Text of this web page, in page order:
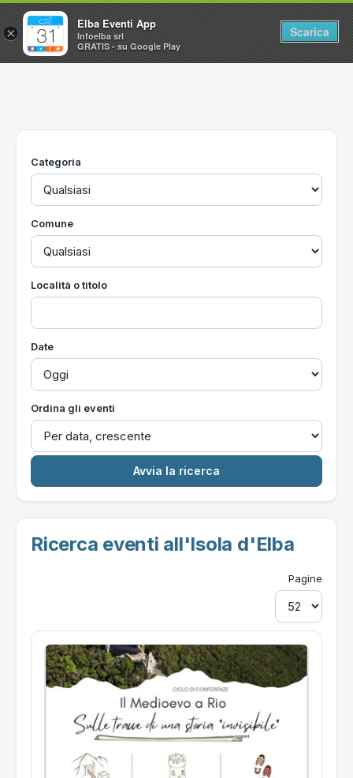
Home
Utilità
Categoria
Comune
Località o titolo
Date
Ordina gli eventi
Ricerca eventi all'Isola d'Elba
Pagine
×
Elba Eventi App
Infoelba srl
GRATIS - su Google Play
Scarica